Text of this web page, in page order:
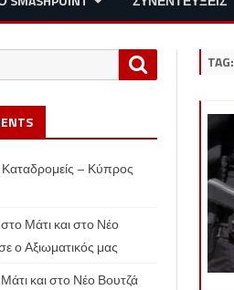
ΔΙΑΣΚΈΔΑΣΗ – LIFESTYLE
TAG:
Καταδρομείς – Κύπρος
Μάτι και στο Νέο
ο Αξιωματικός μας
και στο Νέο Βουτζά